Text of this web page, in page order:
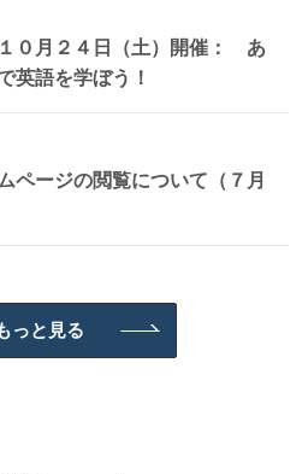
０月２４日（土）開催： あ
英語を学ぼう！
ページの閲覧について（７月
っと見る